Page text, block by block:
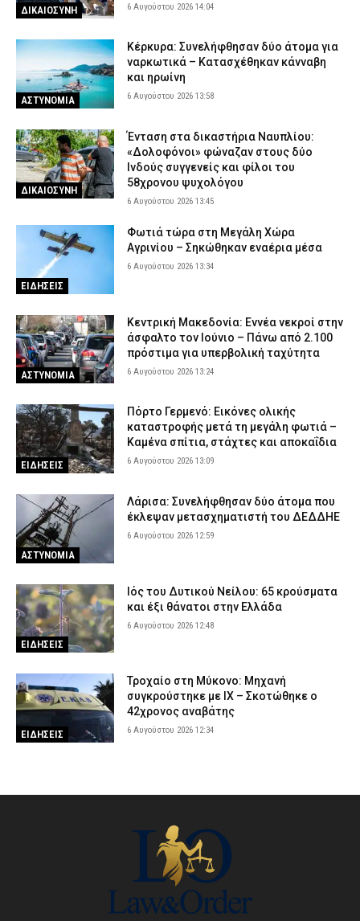
ΔΙΚΑΙΟΣΥΝΗ 6 Αυγούστου 2026 14:04
ΑΣΤΥΝΟΜΙΑ
Κέρκυρα: Συνελήφθησαν δύο άτομα για
ναρκωτικά – Κατασχέθηκαν κάνναβη
και ηρωίνη
6 Αυγούστου 2026 13:58
ΔΙΚΑΙΟΣΥΝΗ
Ένταση στα δικαστήρια Ναυπλίου:
«Δολοφόνοι» φώναζαν στους δύο
Ινδούς συγγενείς και φίλοι του
58χρονου ψυχολόγου
6 Αυγούστου 2026 13:45
ΕΙΔΗΣΕΙΣ
Φωτιά τώρα στη Μεγάλη Χώρα
Αγρινίου – Σηκώθηκαν εναέρια μέσα
6 Αυγούστου 2026 13:34
ΑΣΤΥΝΟΜΙΑ
Κεντρική Μακεδονία: Εννέα νεκροί στην
άσφαλτο τον Ιούνιο – Πάνω από 2.100
πρόστιμα για υπερβολική ταχύτητα
6 Αυγούστου 2026 13:24
ΕΙΔΗΣΕΙΣ
Πόρτο Γερμενό: Εικόνες ολικής
καταστροφής μετά τη μεγάλη φωτιά –
Καμένα σπίτια, στάχτες και αποκαΐδια
6 Αυγούστου 2026 13:09
ΑΣΤΥΝΟΜΙΑ
Λάρισα: Συνελήφθησαν δύο άτομα που
έκλεψαν μετασχηματιστή του ΔΕΔΔΗΕ
6 Αυγούστου 2026 12:59
ΕΙΔΗΣΕΙΣ
Ιός του Δυτικού Νείλου: 65 κρούσματα
και έξι θάνατοι στην Ελλάδα
6 Αυγούστου 2026 12:48
ΕΙΔΗΣΕΙΣ
Τροχαίο στη Μύκονο: Μηχανή
συγκρούστηκε με ΙΧ – Σκοτώθηκε ο
42χρονος αναβάτης
6 Αυγούστου 2026 12:34